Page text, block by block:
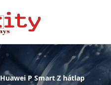
Huawei P Smart Z hátlap